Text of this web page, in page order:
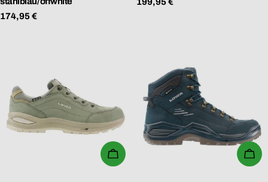
Regulärer
174,95 €
WÄHLEN SIE OPTIONEN